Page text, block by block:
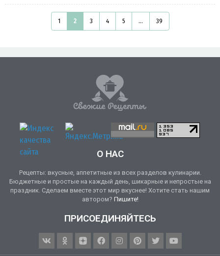
1 2 3 4 5 ... 39
О НАС
Рецепты: вкусные, аппетитные из всех разделов кулинарии.
Бюджетные и простые на каждый день, шикарные и непростые на
праздник. Сделаем вместе этот мир вкуснее! Хотите стать нашим
автором? Пишите!
ПРИСОЕДИНЯЙТЕСЬ